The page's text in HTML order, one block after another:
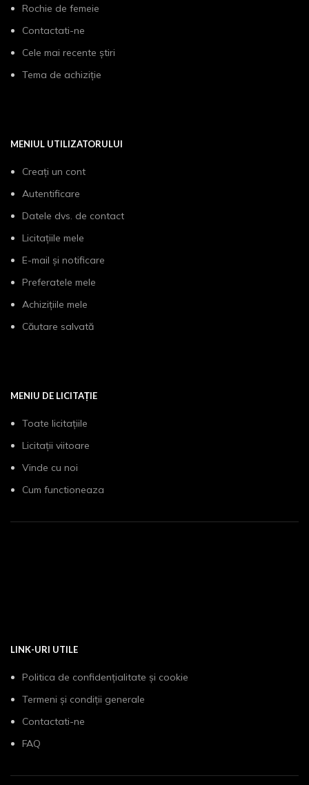
Rochie de femeie
Contactati-ne
Cele mai recente știri
Tema de achiziție
MENIUL UTILIZATORULUI
Creați un cont
Autentificare
Datele dvs. de contact
Licitațiile mele
E-mail și notificare
Preferatele mele
Achizițiile mele
Căutare salvată
MENIU DE LICITAȚIE
Toate licitațiile
Licitații viitoare
Vinde cu noi
Cum functioneaza
LINK-URI UTILE
Politica de confidențialitate și cookie
Termeni și condiții generale
Contactati-ne
FAQ